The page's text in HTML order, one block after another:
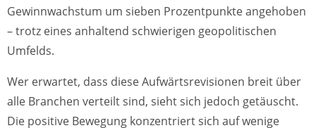
Gewinnwachstum um sieben Prozentpunkte angehoben
– trotz eines anhaltend schwierigen geopolitischen
Umfelds.
Wer erwartet, dass diese Aufwärtsrevisionen breit über
alle Branchen verteilt sind, sieht sich jedoch getäuscht.
Die positive Bewegung konzentriert sich auf wenige